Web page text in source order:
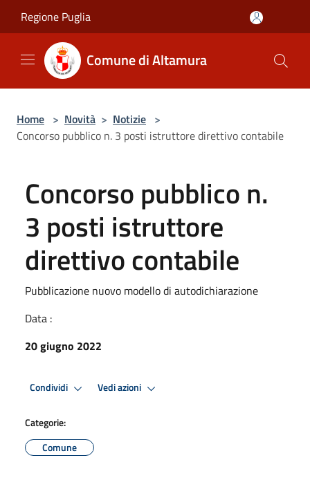
Regione Puglia
Comune di Altamura
Home > Novità > Notizie >
Concorso pubblico n. 3 posti istruttore direttivo contabile
Concorso pubblico n.
3 posti istruttore
direttivo contabile
Pubblicazione nuovo modello di autodichiarazione
Data :
20 giugno 2022
Condividi Vedi azioni
Categorie:
Comune